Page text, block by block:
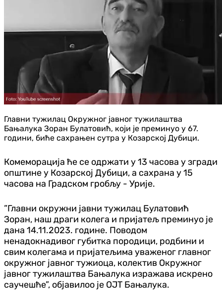
Главни тужилац Окружног јавног тужилаштва
Бањалука Зоран Булатовић, који је преминуо у 67.
години, биће сахрањен сутра у Козарској Дубици.
Комеморација ће се одржати у 13 часова у згради
општине у Козарској Дубици, а сахрана у 15
часова на Градском гробљу - Урије.
”Главни окружни јавни тужилац Булатовић
Зоран, наш драги колега и пријатељ преминуо је
дана 14.11.2023. године. Поводом
ненадокнадивог губитка породици, родбини и
свим колегама и пријатељима уваженог главног
окружног јавног тужиоца, колектив Окружног
јавног тужилаштва Бањалука изражава искрено
саучешће”, објавилоо је ОЈТ Бањалука.